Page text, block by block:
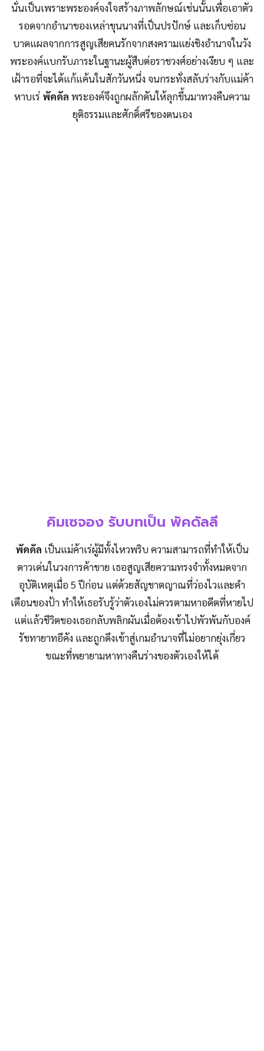
นั่นเป็นเพราะพระองค์จงใจสร้างภาพลักษณ์เช่นนั้นเพื่อเอาตัว
รอดจากอำนาของเหล่าขุนนางที่เป็นปรปักษ์ และเก็บซ่อน
บาดแผลจากการสูญเสียคนรักจากสงครามแย่งชิงอำนาจในวัง
พระองค์แบกรับภาระในฐานะผู้สืบต่อราชวงศ์อย่างเงียบ ๆ และ
เฝ้ารอที่จะได้แก้แค้นในสักวันหนึ่ง จนกระทั่งสลับร่างกับแม่ค้า
หาบเร่ พัคดัล พระองค์จึงถูกผลักดันให้ลุกขึ้นมาทวงคืนความ
ยุติธรรมและศักดิ์ศรีของตนเอง
คิมเซจอง รับบทเป็น พัคดัลลี
พัคดัล เป็นแม่ค้าเร่ผู้มีทั้งไหวพริบ ความสามารถที่ทำให้เป็น
ดาวเด่นในวงการค้าขาย เธอสูญเสียความทรงจำทั้งหมดจาก
อุบัติเหตุเมื่อ 5 ปีก่อน แต่ด้วยสัญชาตญาณที่ว่องไวและคำ
เตือนของป้า ทำให้เธอรับรู้ว่าตัวเองไม่ควรตามหาอดีตที่หายไป
แต่แล้วชีวิตของเธอกลับพลิกผันเมื่อต้องเข้าไปพัวพันกับองค์
รัชทายาทอีคัง และถูกดึงเข้าสู่เกมอำนาจที่ไม่อยากยุ่งเกี่ยว
ขณะที่พยายามหาทางคืนร่างของตัวเองให้ได้